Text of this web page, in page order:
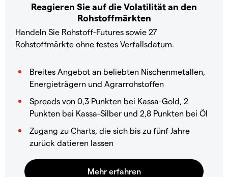
Reagieren Sie auf die Volatilität an den
Rohstoffmärkten
Handeln Sie Rohstoff-Futures sowie 27
Rohstoffmärkte ohne festes Verfallsdatum.
Breites Angebot an beliebten Nischenmetallen,
Energieträgern und Agrarrohstoffen
Spreads von 0,3 Punkten bei Kassa-Gold, 2
Punkten bei Kassa-Silber und 2,8 Punkten bei Öl
Zugang zu Charts, die sich bis zu fünf Jahre
zurück datieren lassen